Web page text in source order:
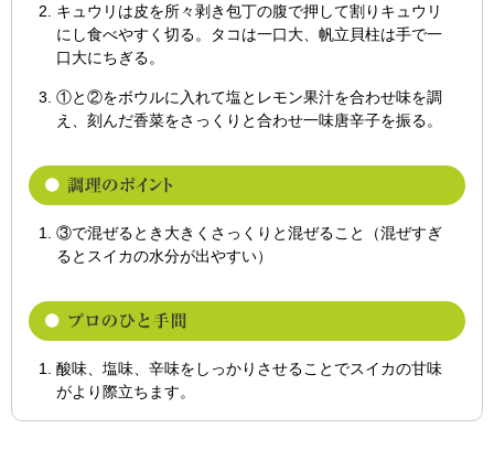
キュウリは皮を所々剥き包丁の腹で押して割りキュウリ
にし食べやすく切る。タコは一口大、帆立貝柱は手で一
口大にちぎる。
①と②をボウルに入れて塩とレモン果汁を合わせ味を調
え、刻んだ香菜をさっくりと合わせ一味唐辛子を振る。
③で混ぜるとき大きくさっくりと混ぜること（混ぜすぎ
るとスイカの水分が出やすい）
酸味、塩味、辛味をしっかりさせることでスイカの甘味
がより際立ちます。